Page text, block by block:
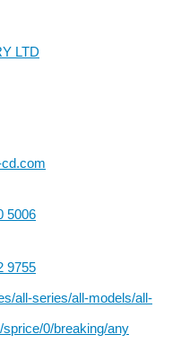
LTD
5006
9755
all-series/all-models/all-
0/breaking/any